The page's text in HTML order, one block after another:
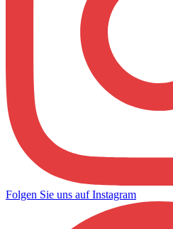
Folgen Sie uns auf Instagram